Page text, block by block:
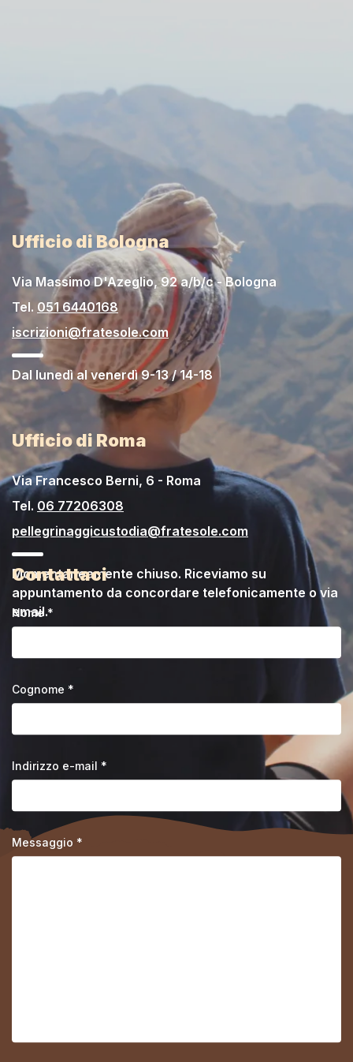
Ufficio di Bologna
Via Massimo D'Azeglio, 92 a/b/c - Bologna
Tel. 051 6440168
iscrizioni@fratesole.com
Dal lunedì al venerdì 9-13 / 14-18
Ufficio di Roma
Via Francesco Berni, 6 - Roma
Tel. 06 77206308
pellegrinaggicustodia@fratesole.com
Momentaneamente chiuso. Riceviamo su
appuntamento da concordare telefonicamente o via
email.
Contattaci
Nome *
Cognome *
Indirizzo e-mail *
Messaggio *